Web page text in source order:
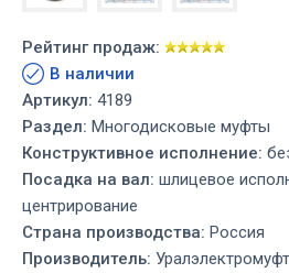
Рейтинг продаж:
В наличии
Артикул: 4189
Раздел: Многодисковые муфты
Конструктивное исполнение:
Посадка на вал: шлицевое
центрирование
Страна производства: Россия
Производитель: